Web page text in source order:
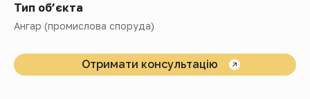
Тип об’єкта
Ангар (промислова споруда)
Отримати консультацію